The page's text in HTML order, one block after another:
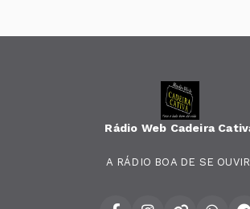
Rádio Web Cadeira
A RÁDIO BOA DE SE